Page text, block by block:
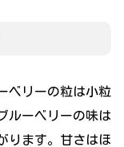
ベリーの粒は小粒
ルーベリーの味は
ります。甘さはほ